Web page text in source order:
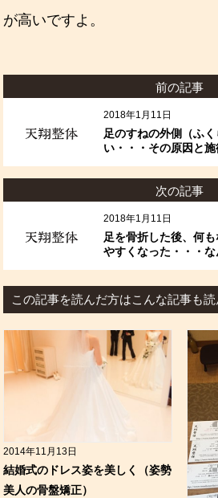
が高いですよ。
前の記事
2018年1月11日
足のすねの外側（ふ
い・・・その原因と施
次の記事
2018年1月11日
足を骨折した後、何
やすくなった・・・な
この記事を読んだ方はこんな記事も
2014年11月13日
結婚式のドレス姿を美しく（姿勢
美人の骨盤矯正）